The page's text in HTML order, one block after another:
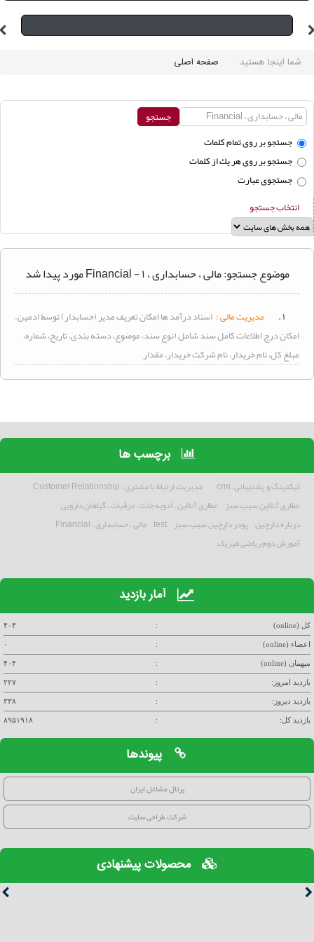
شما اینجا هستید صفحه اصلی
جستجو بر روی تمام كلمات
جستجو بر روی هر يك از كلمات
جستجوی عبارت
انتخاب جستجو
موضوع جستجو: مالی ، حسابداری ، Financial - ۱ مورد پیدا شد
۱ . مدیریتمالی: اسناد درآمد ها امکان تعریف مدیر (حسابدار) توسط ادمین.
امکان درج اطلاعات کامل سند شامل (نوع سند، موضوع، دسته بندی، تاریخ، شماره،
مبلغ کل، نام خریدار، نام شرکت خریدار، مقدار
برچسب ها
تیکتینگ و پشتیبانی , crm
مدیریت ارتباط با مشتری ، Customer Relationship
عطاری آنلاین سیب سبز عطاری آنلاین ، ادویه جات ، عرقیات ، گیاهان دارویی
درباره دارچین پودر دارچین سیب سبز test مالی ، حسابداری ، Financial
آموزش دوم ریاضی فیزیک
آمار بازدید
کل (online) : ۴۰۴
اعضاء (online) : ۰
میهمان (online) : ۴۰۴
بازدید امروز: : ۲۲۷
بازدید دیروز: : ۳۳۸
بازدید کل: : ۸۹۵۱۹۱۸
پیوندها
پرتال مشاغل ایران
شرکت طراحی سایت
محصولات پیشنهادی